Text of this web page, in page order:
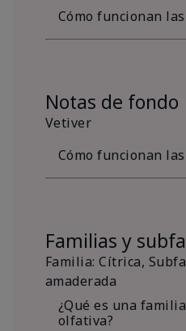
Cómo funcionan
Notas de fondo
Vetiver
Cómo funcionan
Familias y
Familia: Cítrica,
amaderada
¿Qué es una
olfativa?